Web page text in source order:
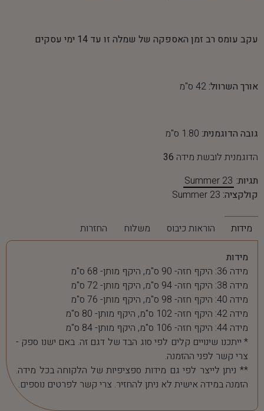
עקב עומס רב זמן האספקה של שמלה זו עד 14 ימי עסקים
אורך השרוול: 42 ס"מ
גובה הדוגמנית: 1.80 ס"מ
הדוגמנית לובשת מידה 36
תגיות: Summer 23
קולקציה: Summer 23
מידות הוראות כיבוס משלוח החזרות
מידות
מידה 36: היקף חזה- 90 ס"מ, היקף מותן- 68 ס"מ
מידה 38: היקף חזה- 94 ס"מ, היקף מותן- 72 ס"מ
מידה 40: היקף חזה- 98 ס"מ, היקף מותן- 76 ס"מ
מידה 42: היקף חזה- 102 ס"מ, היקף מותן- 80 ס"מ
מידה 44: היקף חזה- 106 ס"מ, היקף מותן- 84 ס"מ
* ייתכנו שינויים קלים לפי סוג הבד של דגם זה. באם ישנו ספק -
צרי קשר לפני ההזמנה.
** ניתן לייצר לפי גם מידות ספציפיות של הלקוחה בכל מידה.
הזמנה במידה אישית לא ניתן להחזיר. צרי קשר לפרטים נוספים.